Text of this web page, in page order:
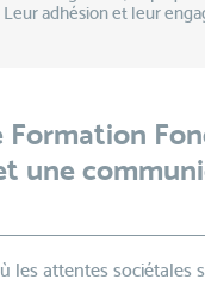
adhésion et leur
Formation
une
les attentes sociétales